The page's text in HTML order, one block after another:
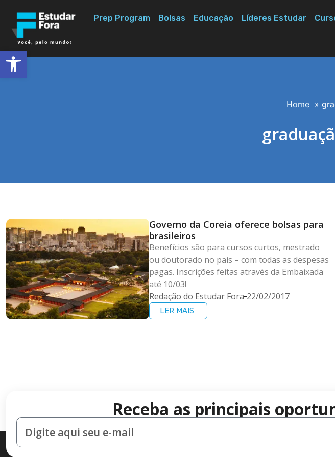
Prep Program Bolsas Educação Líderes Estudar
Home »
Governo da Coreia oferece bolsas para
brasileiros
Benefícios são para cursos curtos, mestrado
ou doutorado no país – com todas as despesas
pagas. Inscrições feitas através da Embaixada
até 10/03!
Redação do Estudar Fora 22/02/2017
LER MAIS
Receba as principais
Abrir a barra de ferramentas